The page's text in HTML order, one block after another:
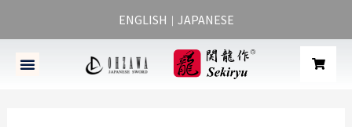
ENGLISH ｜ JAPANESE